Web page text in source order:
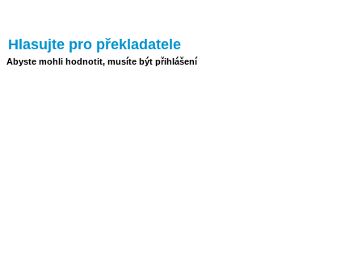
Hlasujte pro překladatele
Abyste mohli hodnotit, musíte být přihlášení